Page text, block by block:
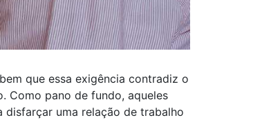
que essa exigência contradiz o
Como pano de fundo, aqueles
disfarçar uma relação de trabalho